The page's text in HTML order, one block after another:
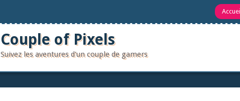
Accueil
Couple of Pixels
Suivez les aventures d'un couple de gamers